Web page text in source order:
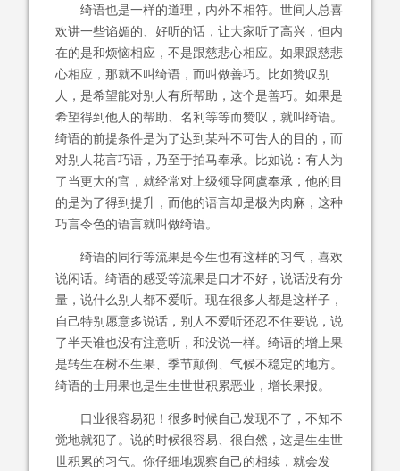
绮语也是一样的道理，内外不相符。世间人总喜
欢讲一些谄媚的、好听的话，让大家听了高兴，但内
在的是和烦恼相应，不是跟慈悲心相应。如果跟慈悲
心相应，那就不叫绮语，而叫做善巧。比如赞叹别
人，是希望能对别人有所帮助，这个是善巧。如果是
希望得到他人的帮助、名利等等而赞叹，就叫绮语。
绮语的前提条件是为了达到某种不可吿人的目的，而
对别人花言巧语，乃至于拍马奉承。比如说：有人为
了当更大的官，就经常对上级领导阿虞奉承，他的目
的是为了得到提升，而他的语言却是极为肉麻，这种
巧言令色的语言就叫做绮语。
绮语的同行等流果是今生也有这样的习气，喜欢
说闲话。绮语的感受等流果是口才不好，说话没有分
量，说什么别人都不爱听。现在很多人都是这样子，
自己特别愿意多说话，别人不爱听还忍不住要说，说
了半天谁也没有注意听，和没说一样。绮语的增上果
是转生在树不生果、季节颠倒、气候不稳定的地方。
绮语的士用果也是生生世世积累恶业，增长果报。
口业很容易犯！很多时候自己发现不了，不知不
觉地就犯了。说的时候很容易、很自然，这是生生世
世积累的习气。你仔细地观察自己的相续，就会发